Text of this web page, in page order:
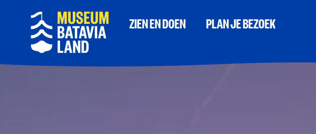
ZIEN EN DOEN PLAN JE BEZOEK